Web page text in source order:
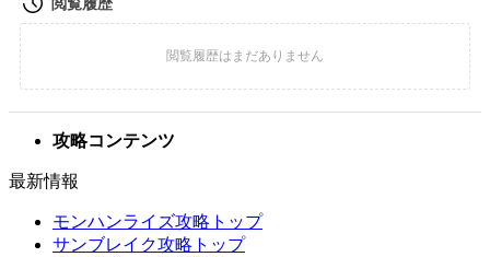
攻略コンテンツ
最新情報
モンハンライズ攻略トップ
サンブレイク攻略トップ